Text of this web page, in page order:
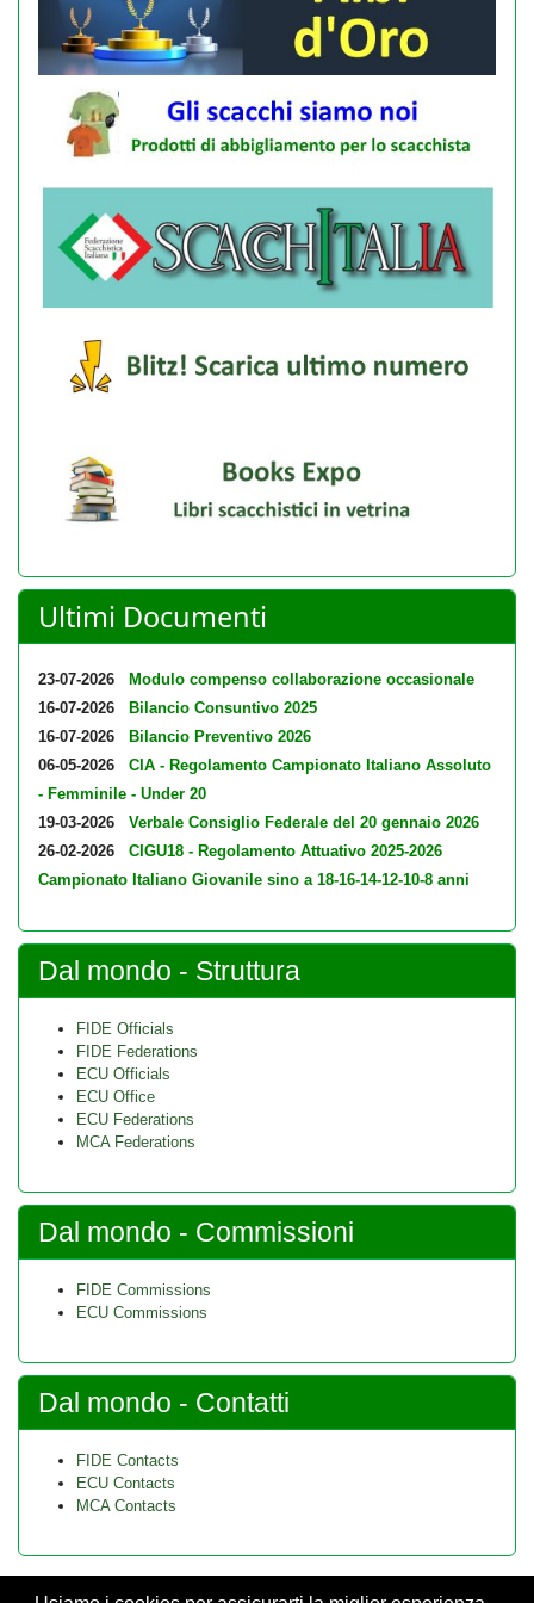
Ultimi Documenti
23-07-2026
Modulo compenso collaborazione occasionale
16-07-2026
Bilancio Consuntivo 2025
16-07-2026
Bilancio Preventivo 2026
06-05-2026
CIA - Regolamento Campionato Italiano Assoluto
- Femminile - Under 20
19-03-2026
Verbale Consiglio Federale del 20 gennaio 2026
26-02-2026
CIGU18 - Regolamento Attuativo 2025-2026
Campionato Italiano Giovanile sino a 18-16-14-12-10-8 anni
Dal mondo - Struttura
FIDE Officials
FIDE Federations
ECU Officials
ECU Office
ECU Federations
MCA Federations
Dal mondo - Commissioni
FIDE Commissions
ECU Commissions
Dal mondo - Contatti
FIDE Contacts
ECU Contacts
MCA Contacts